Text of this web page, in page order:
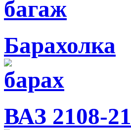
Барахолка
ВАЗ 2108-